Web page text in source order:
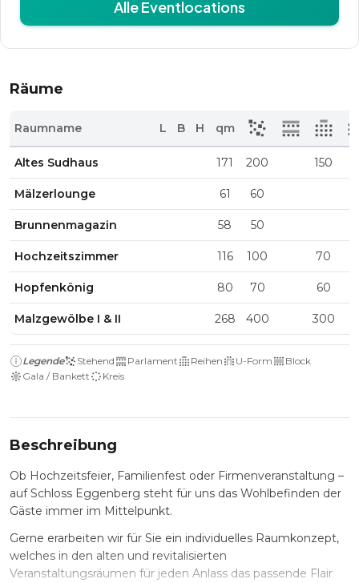
Alle Eventlocations
Räume
Raumname L B H qm
Altes Sudhaus 171 200 150
Mälzerlounge 61 60
Brunnenmagazin 58 50
Hochzeitszimmer 116 100 70
Hopfenkönig 80 70 60
Malzgewölbe I & II 268 400 300
Legende Stehend Parlament Reihen U-Form
Block
Gala / Bankett
Kreis
Beschreibung
Ob Hochzeitsfeier, Familienfest oder Firmenveranstaltung –
auf Schloss Eggenberg steht für uns das Wohlbefinden der
Gäste immer im Mittelpunkt.
Gerne erarbeiten wir für Sie ein individuelles Raumkonzept,
welches in den alten und revitalisierten
Veranstaltungsräumen für jeden Anlass das passende Flair